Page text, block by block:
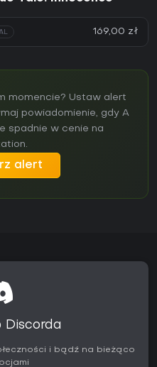
169,00 zł
momencie? Ustaw alert
powiadomienie, gdy A
spadnie w cenie na
alert
Discorda
i bądź na bieżąco